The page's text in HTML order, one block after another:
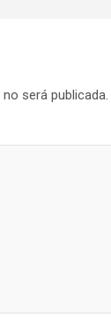
será publicada.